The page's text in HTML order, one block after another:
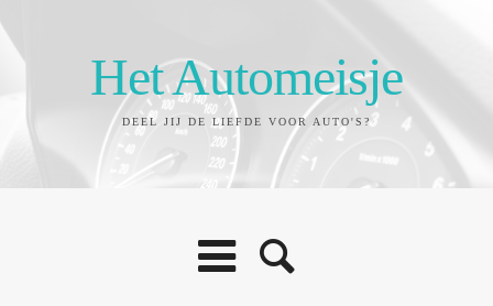
Het Automeisje
DEEL JIJ DE LIEFDE VOOR AUTO'S?